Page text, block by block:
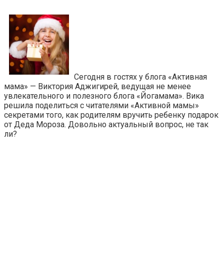
Сегодня в гостях у блога «Активная
мама» — Виктория Аджигирей, ведущая не менее
увлекательного и полезного блога «Йогамама». Вика
решила поделиться с читателями «Активной мамы»
секретами того, как родителям вручить ребенку подарок
от Деда Мороза. Довольно актуальный вопрос, не так
ли?